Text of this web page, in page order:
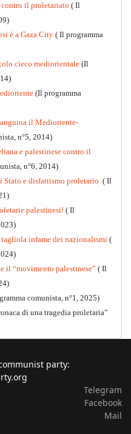
contro il proletariato ( Il
è a Gaza City ( Il programma
cieco mediorientale(Il
(Il programma
il Medioriente-
n°5, 2014)
e palestinese contro il
n°6, 2014)
Stato e disfattismo proletario ( Il
palestinesi! ( Il
infame dei nazionalismi (
il “movimento palestinese” ( Il
comunista, n°1, 2025)
di una tragedia proletaria”
party: